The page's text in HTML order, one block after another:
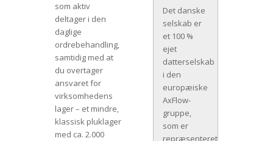
som aktiv
deltager i den
daglige
ordrebehandling,
samtidig med at
du overtager
ansvaret for
virksomhedens
lager – et mindre,
klassisk pluklager
med ca. 2.000
Det danske
selskab er
et 100 %
ejet
datterselskab
i den
europæiske
AxFlow-
gruppe,
som er
repræsenteret